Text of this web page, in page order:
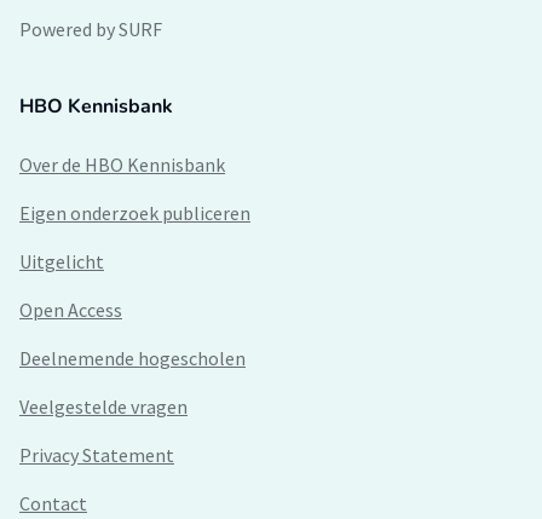
Powered by SURF
HBO Kennisbank
Over de HBO Kennisbank
Eigen onderzoek publiceren
Uitgelicht
Open Access
Deelnemende hogescholen
Veelgestelde vragen
Privacy Statement
Contact